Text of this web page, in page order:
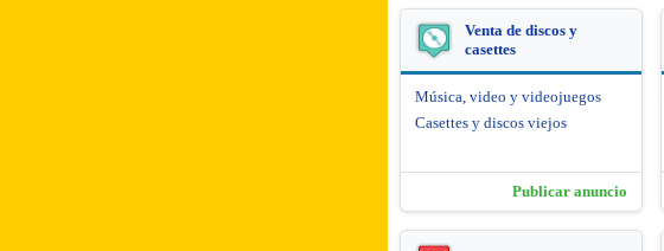
Venta de discos y
casettes
Música, video y videojuegos
Casettes y discos viejos
Publicar anuncio